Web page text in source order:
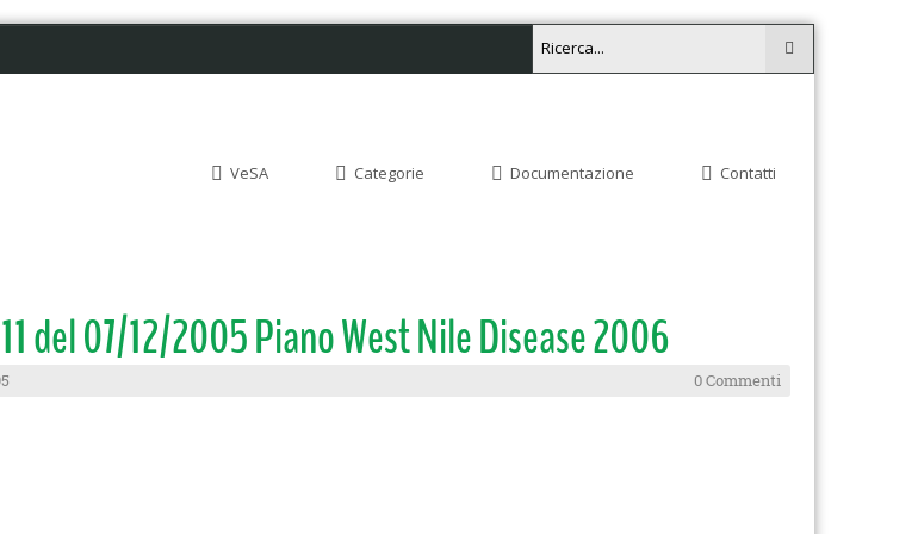
VeSA Categorie Documentazione Contatti
del 07/12/2005 Piano West Nile Disease 2006
0 Commenti